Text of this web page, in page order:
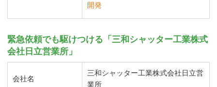
開発
緊急依頼でも駆けつける「三和シャッター工業株式
会社日立営業所」
会社名
三和シャッター工業株式会社日立営
業所